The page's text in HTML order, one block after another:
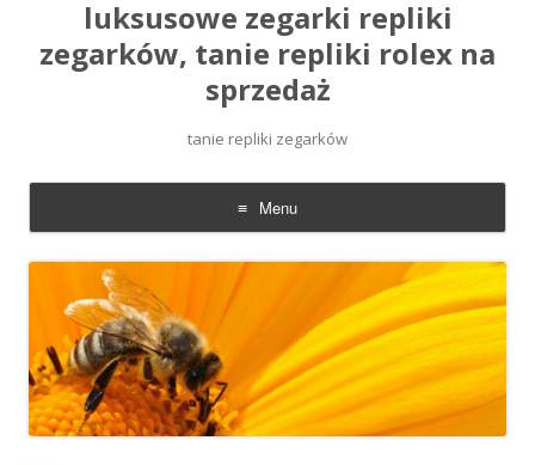
luksusowe zegarki repliki
zegarków, tanie repliki rolex na
sprzedaż
tanie repliki zegarków
Menu
Skip
to